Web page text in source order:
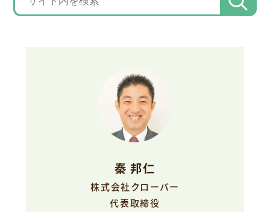
秦 邦仁
株式会社クローバー
代表取締役